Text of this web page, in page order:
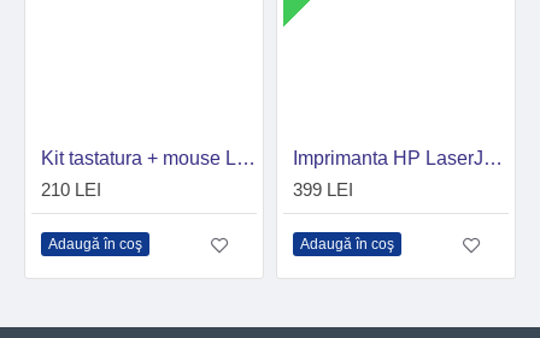
Kit tastatura + mouse Logitech MK540, Wireless
210 LEI
Adaugă în coş
Imprimanta HP LaserJet Pro 400 M401dn laser alb-negru, A4,Duplex, Retea, 33 ppm
399 LEI
Adaugă în coş